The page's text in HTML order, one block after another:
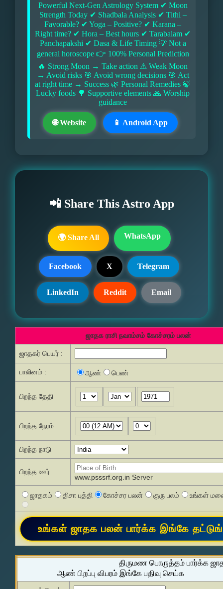
Powerful Next-Gen Astrology System ✔ Moon
Strength Today ✔ Shadbala Analysis ✔ Tithi –
Favorable? ✔ Yoga – Positive? ✔ Karana –
Right time? ✔ Hora – Best hours ✔ Tarabalam ✔
Panchapakshi ✔ Dasa & Life Timing 💡 Not a
general horoscope 👉 100% Personal Prediction
🔥 Strong Moon → Take action ⚠ Weak Moon
→ Avoid risks 🎯 Avoid wrong decisions 🎯 Act
at right time → Success 🌿 Personal Remedies 🍃
Lucky foods 🌳 Supportive elements 🙏 Worship
guidance
🌐 Website 📱 Android App
📲 Share This Astro App
🌍 Share All WhatsApp
Facebook X Telegram
LinkedIn Reddit Email
ஜாதக ராசி நவாம்சம் கோச்சரம் பலன்
ஜாதகர் பெயர் :
பாலினம் : ஆண் பெண்
பிறந்த தேதி
பிறந்த நேரம்
பிறந்த நாடு
பிறந்த ஊர்
www.psssrf.org.in Server
ஜாதகம் திசா புத்தி கோச்சர பலன் குரு பலம் உங்கள்
திருமண பொருத்தம் பார்க்க
ஆண் பிறப்பு விபரம் இங்கே பதிவு செய்க